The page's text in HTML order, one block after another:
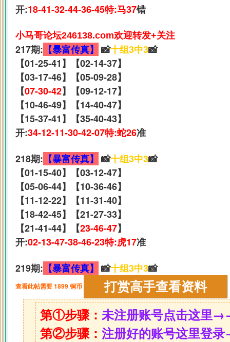
开:18-41-32-44-36-45特:马37错
小马哥论坛246138.com欢迎转发+关注
217期: 【暴富传真】 📸十组3中3📸
【01-25-41】【02-14-37】
【03-17-46】【05-09-28】
【07-30-42】【09-12-17】
【10-46-49】【14-40-47】
【15-37-41】【35-40-43】
开:34-12-11-30-42-07特:蛇26准
218期: 【暴富传真】 📸十组3中3📸
【01-15-40】【03-12-47】
【05-06-44】【10-36-46】
【11-12-22】【11-31-40】
【18-42-45】【21-27-33】
【21-41-44】【23-46-47】
开:02-13-47-38-46-23特:虎17准
219期: 【暴富传真】 📸十组3中3📸
查看此帖需要 1899 铜币
第①步骤： 未注册账号点击这里
第②步骤： 注册好的账号这里登